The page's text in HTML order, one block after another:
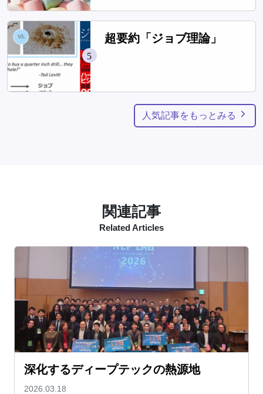
5
超要約「ジョブ理論」
人気記事をもっとみる
関連記事
Related Articles
深化するディープテックの熱源地
2026.03.18